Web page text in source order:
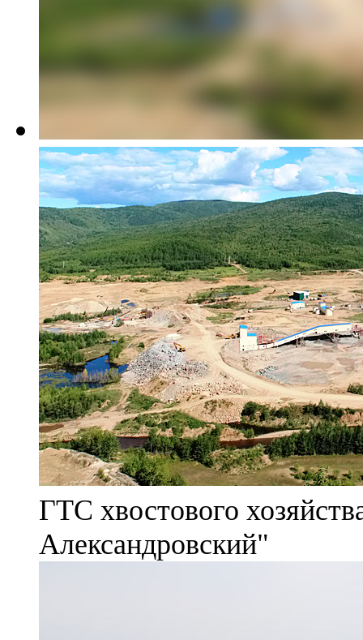
ГТС хвостового
Александровский"